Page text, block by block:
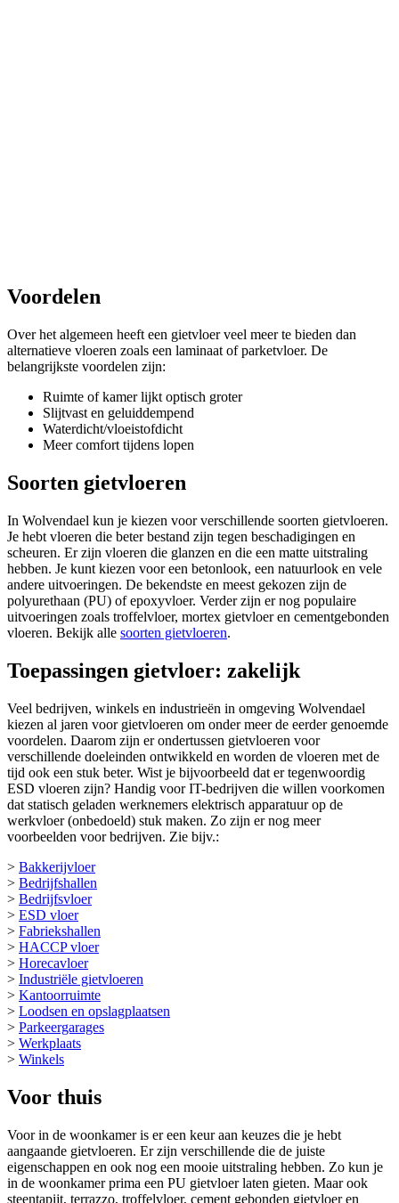
Voordelen
Over het algemeen heeft een gietvloer veel meer te bieden dan
alternatieve vloeren zoals een laminaat of parketvloer. De
belangrijkste voordelen zijn:
Ruimte of kamer lijkt optisch groter
Slijtvast en geluiddempend
Waterdicht/vloeistofdicht
Meer comfort tijdens lopen
Soorten gietvloeren
In Wolvendael kun je kiezen voor verschillende soorten gietvloeren.
Je hebt vloeren die beter bestand zijn tegen beschadigingen en
scheuren. Er zijn vloeren die glanzen en die een matte uitstraling
hebben. Je kunt kiezen voor een betonlook, een natuurlook en vele
andere uitvoeringen. De bekendste en meest gekozen zijn de
polyurethaan (PU) of epoxyvloer. Verder zijn er nog populaire
uitvoeringen zoals troffelvloer, mortex gietvloer en cementgebonden
vloeren. Bekijk alle soorten gietvloeren.
Toepassingen gietvloer: zakelijk
Veel bedrijven, winkels en industrieën in omgeving Wolvendael
kiezen al jaren voor gietvloeren om onder meer de eerder genoemde
voordelen. Daarom zijn er ondertussen gietvloeren voor
verschillende doeleinden ontwikkeld en worden de vloeren met de
tijd ook een stuk beter. Wist je bijvoorbeeld dat er tegenwoordig
ESD vloeren zijn? Handig voor IT-bedrijven die willen voorkomen
dat statisch geladen werknemers elektrisch apparatuur op de
werkvloer (onbedoeld) stuk maken. Zo zijn er nog meer
voorbeelden voor bedrijven. Zie bijv.:
> Bakkerijvloer
> Bedrijfshallen
> Bedrijfsvloer
> ESD vloer
> Fabriekshallen
> HACCP vloer
> Horecavloer
> Industriële gietvloeren
> Kantoorruimte
> Loodsen en opslagplaatsen
> Parkeergarages
> Werkplaats
> Winkels
Voor thuis
Voor in de woonkamer is er een keur aan keuzes die je hebt
aangaande gietvloeren. Er zijn verschillende die de juiste
eigenschappen en ook nog een mooie uitstraling hebben. Zo kun je
in de woonkamer prima een PU gietvloer laten gieten. Maar ook
steentapijt, terrazzo, troffelvloer, cement gebonden gietvloer en